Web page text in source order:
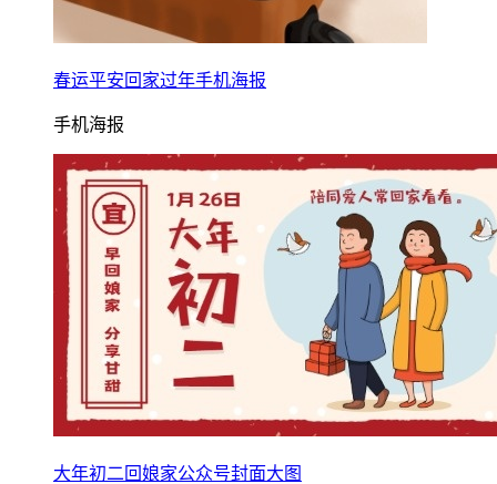
春运平安回家过年手机海报
手机海报
大年初二回娘家公众号封面大图